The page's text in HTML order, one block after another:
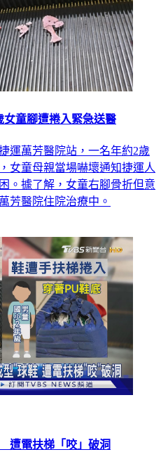
童腳遭捲入緊急送醫
運萬芳醫院站，一名年約2歲
女童母親當場嚇壞通知捷運人
。據了解，女童右腳骨折但意
芳醫院住院治療中。
遭電扶梯「咬」破洞